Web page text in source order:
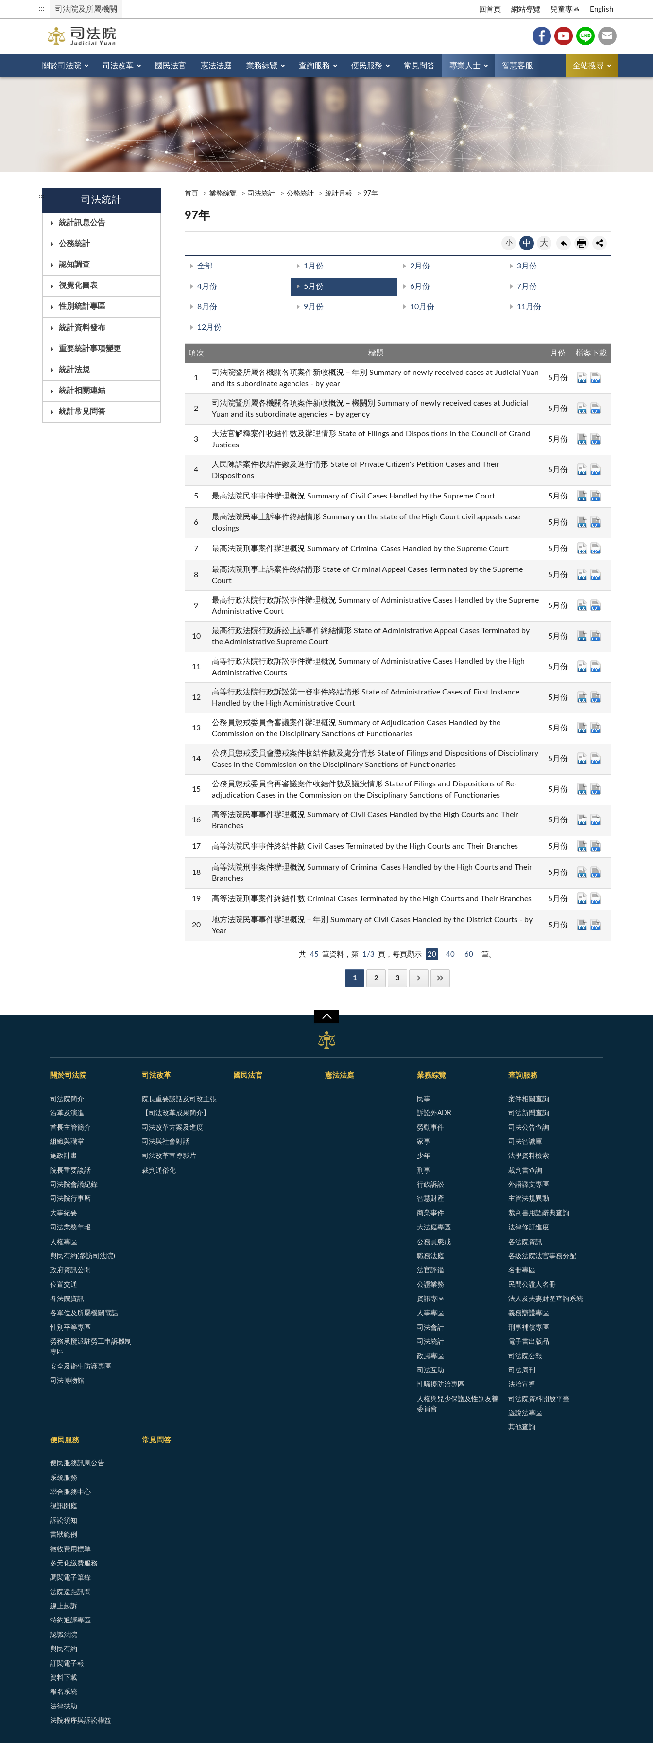
::: 司法院及所屬機關 回首頁 網站導覽 兒童專區 English
關於司法院 司法改革 國民法官 憲法法庭 業務綜覽 查詢服務 便民服務 常見問答 專業人士 智慧客服 全站搜尋
::: 司法統計
統計訊息公告
公務統計
認知調查
視覺化圖表
性別統計專區
統計資料發布
重要統計事項變更
統計法規
統計相關連結
統計常見問答
首頁 業務綜覽 司法統計 公務統計 統計月報 97年
97年
小 中 大
全部 1月份 2月份 3月份
4月份 5月份 6月份 7月份
8月份 9月份 10月份 11月份
12月份
項次 標題 月份 檔案下載
1
司法院暨所屬各機關各項案件新收概況－年別 Summary of newly received cases at Judicial Yuan
and its subordinate agencies - by year
5月份
2
司法院暨所屬各機關各項案件新收概況－機關別 Summary of newly received cases at Judicial
Yuan and its subordinate agencies – by agency
5月份
3
大法官解釋案件收結件數及辦理情形 State of Filings and Dispositions in the Council of Grand
Justices
5月份
4
人民陳訴案件收結件數及進行情形 State of Private Citizen's Petition Cases and Their
Dispositions
5月份
5 最高法院民事事件辦理概況 Summary of Civil Cases Handled by the Supreme Court 5月份
6
最高法院民事上訴事件終結情形 Summary on the state of the High Court civil appeals case
closings
5月份
7 最高法院刑事案件辦理概況 Summary of Criminal Cases Handled by the Supreme Court 5月份
8
最高法院刑事上訴案件終結情形 State of Criminal Appeal Cases Terminated by the Supreme
Court
5月份
9
最高行政法院行政訴訟事件辦理概況 Summary of Administrative Cases Handled by the Supreme
Administrative Court
5月份
10
最高行政法院行政訴訟上訴事件終結情形 State of Administrative Appeal Cases Terminated by
the Administrative Supreme Court
5月份
11
高等行政法院行政訴訟事件辦理概況 Summary of Administrative Cases Handled by the High
Administrative Courts
5月份
12
高等行政法院行政訴訟第一審事件終結情形 State of Administrative Cases of First Instance
Handled by the High Administrative Court
5月份
13
公務員懲戒委員會審議案件辦理概況 Summary of Adjudication Cases Handled by the
Commission on the Disciplinary Sanctions of Functionaries
5月份
14
公務員懲戒委員會懲戒案件收結件數及處分情形 State of Filings and Dispositions of Disciplinary
Cases in the Commission on the Disciplinary Sanctions of Functionaries
5月份
15
公務員懲戒委員會再審議案件收結件數及議決情形 State of Filings and Dispositions of Re-
adjudication Cases in the Commission on the Disciplinary Sanctions of Functionaries
5月份
16
高等法院民事事件辦理概況 Summary of Civil Cases Handled by the High Courts and Their
Branches
5月份
17 高等法院民事事件終結件數 Civil Cases Terminated by the High Courts and Their Branches 5月份
18
高等法院刑事案件辦理概況 Summary of Criminal Cases Handled by the High Courts and Their
Branches
5月份
19 高等法院刑事案件終結件數 Criminal Cases Terminated by the High Courts and Their Branches 5月份
20
地方法院民事事件辦理概況－年別 Summary of Civil Cases Handled by the District Courts - by
Year
5月份
共 45 筆資料，第 1/3 頁，每頁顯示 20 40 60 筆。
1 2 3
關於司法院
司法院簡介
沿革及演進
首長主管簡介
組織與職掌
施政計畫
院長重要談話
司法院會議紀錄
司法院行事曆
大事紀要
司法業務年報
人權專區
與民有約(參訪司法院)
政府資訊公開
位置交通
各法院資訊
各單位及所屬機關電話
性別平等專區
勞務承攬派駐勞工申訴機制
專區
安全及衛生防護專區
司法博物館
司法改革
院長重要談話及司改主張
【司法改革成果簡介】
司法改革方案及進度
司法與社會對話
司法改革宣導影片
裁判通俗化
國民法官 憲法法庭 業務綜覽
民事
訴訟外ADR
勞動事件
家事
少年
刑事
行政訴訟
智慧財產
商業事件
大法庭專區
公務員懲戒
職務法庭
法官評鑑
公證業務
資訊專區
人事專區
司法會計
司法統計
政風專區
司法互助
性騷擾防治專區
人權與兒少保護及性別友善
委員會
查詢服務
案件相關查詢
司法新聞查詢
司法公告查詢
司法智識庫
法學資料檢索
裁判書查詢
外語譯文專區
主管法規異動
裁判書用語辭典查詢
法律修訂進度
各法院資訊
各級法院法官事務分配
名冊專區
民間公證人名冊
法人及夫妻財產查詢系統
義務辯護專區
刑事補償專區
電子書出版品
司法院公報
司法周刊
法治宣導
司法院資料開放平臺
遊說法專區
其他查詢
便民服務
便民服務訊息公告
系統服務
聯合服務中心
視訊開庭
訴訟須知
書狀範例
徵收費用標準
多元化繳費服務
調閱電子筆錄
法院遠距訊問
線上起訴
特約通譯專區
認識法院
與民有約
訂閱電子報
資料下載
報名系統
法律扶助
法院程序與訴訟權益
常見問答